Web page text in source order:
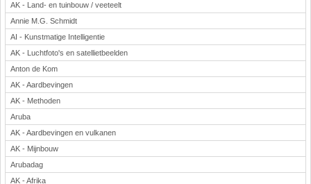
AK - Land- en tuinbouw / veeteelt
Annie M.G. Schmidt
AI - Kunstmatige Intelligentie
AK - Luchtfoto's en satellietbeelden
Anton de Kom
AK - Aardbevingen
AK - Methoden
Aruba
AK - Aardbevingen en vulkanen
AK - Mijnbouw
Arubadag
AK - Afrika